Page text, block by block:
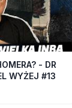
- DR
WYŻEJ #13